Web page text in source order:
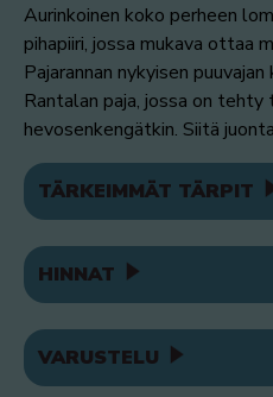
Aurinkoinen koko perheen
pihapiiri, jossa mukava ottaa
Pajarannan nykyisen
Rantalan paja, jossa on
hevosenkengätkin. Siitä
TÄRKEIMMÄT TÄRPIT
HINNAT
VARUSTELU